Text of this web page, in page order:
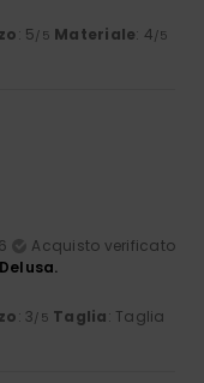
: 5/5 Materiale: 4/5
Acquisto verificato
: 3/5 Taglia: Taglia